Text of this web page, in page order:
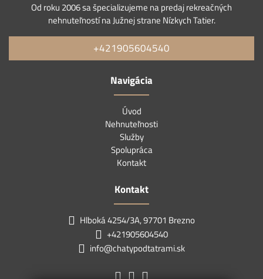
Od roku 2006 sa špecializujeme na predaj rekreačných
nehnuteľností na Južnej strane Nízkych Tatier.
+421905604540
Navigácia
Úvod
Nehnuteľnosti
Služby
Spolupráca
Kontakt
Kontakt
Hlboká 4254/3A, 97701 Brezno
+421905604540
info@chatypodtatrami.sk